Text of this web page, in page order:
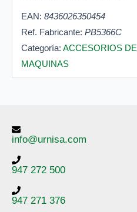
EAN: 8436026350454
Ref. Fabricante: PB5366C
Categoría: ACCESORIOS DE
MAQUINAS
info@urnisa.com
947 272 500
947 271 376